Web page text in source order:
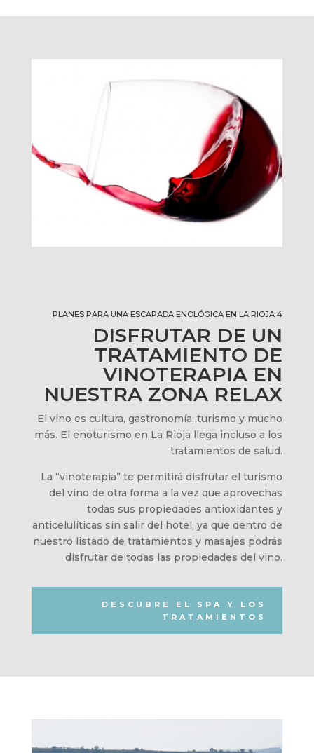
PLANES PARA UNA ESCAPADA ENOLÓGICA EN LA RIOJA 4
DISFRUTAR DE UN
TRATAMIENTO DE
VINOTERAPIA EN
NUESTRA ZONA RELAX
El vino es cultura, gastronomía, turismo y mucho
más. El enoturismo en La Rioja llega incluso a los
tratamientos de salud.
La “vinoterapia” te permitirá disfrutar el turismo
del vino de otra forma a la vez que aprovechas
todas sus propiedades antioxidantes y
anticelulíticas sin salir del hotel, ya que dentro de
nuestro listado de tratamientos y masajes podrás
disfrutar de todas las propiedades del vino.
DESCUBRE EL SPA Y LOS
TRATAMIENTOS